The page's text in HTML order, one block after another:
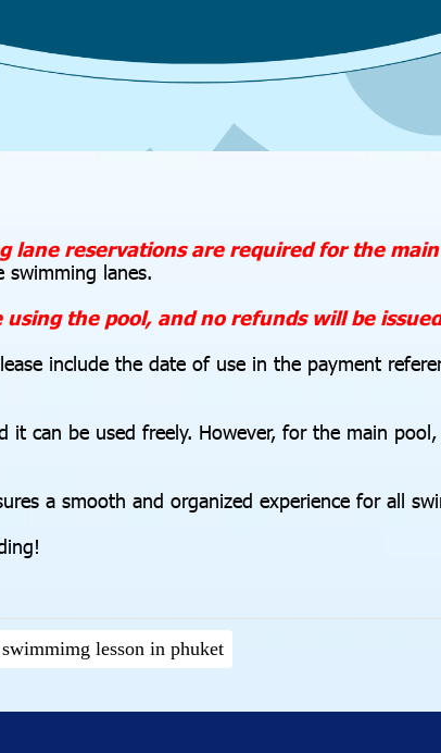
lane reservations are required for the
lanes.
the pool, and no refunds will be
include the date of use in the payment
it can be used freely. However, for the main
a smooth and organized experience for all
swimmimg lesson in phuket